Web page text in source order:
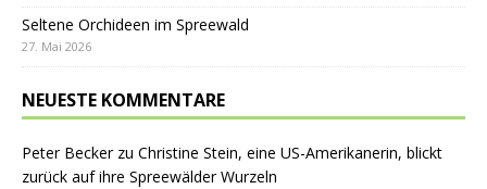
Seltene Orchideen im Spreewald
27. Mai 2026
NEUESTE KOMMENTARE
Peter Beckerzu Christine Stein, eine US-Amerikanerin, blickt
zurück auf ihre Spreewälder Wurzeln